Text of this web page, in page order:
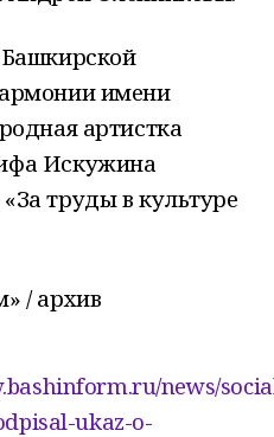
имени
артистка
Искужина
труды в культуре
/ архив
news/
ukaz-o-